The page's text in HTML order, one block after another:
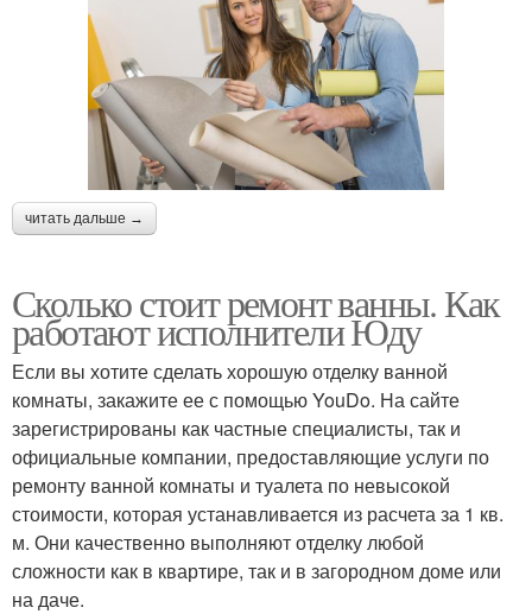
читать дальше →
Сколько стоит ремонт ванны. Как
работают исполнители Юду
Если вы хотите сделать хорошую отделку ванной
комнаты, закажите ее с помощью YouDo. На сайте
зарегистрированы как частные специалисты, так и
официальные компании, предоставляющие услуги по
ремонту ванной комнаты и туалета по невысокой
стоимости, которая устанавливается из расчета за 1 кв.
м. Они качественно выполняют отделку любой
сложности как в квартире, так и в загородном доме или
на даче.